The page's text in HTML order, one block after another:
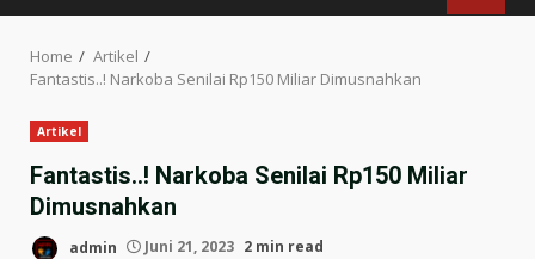
MENU
Home
Artikel
Fantastis..! Narkoba Senilai Rp150 Miliar Dimusnahkan
Artikel
Fantastis..! Narkoba Senilai Rp150 Miliar
Dimusnahkan
admin Juni 21, 2023 2 min read